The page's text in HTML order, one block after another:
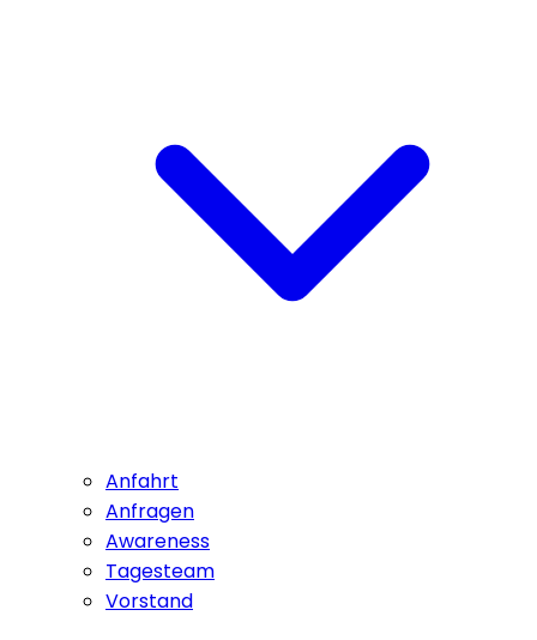
Anfahrt
Anfragen
Awareness
Tagesteam
Vorstand